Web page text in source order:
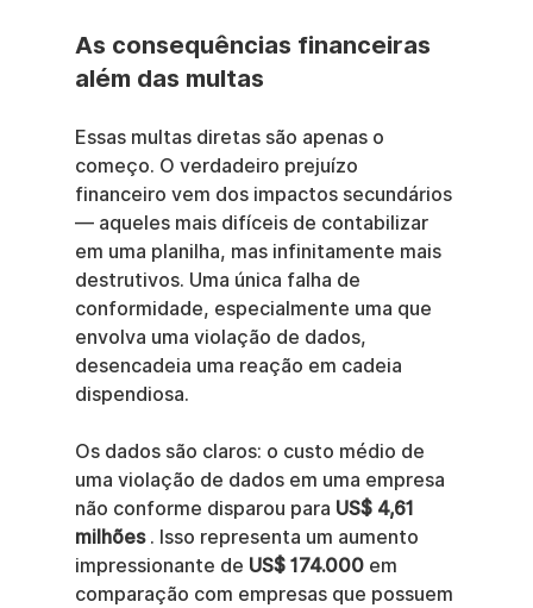
As consequências financeiras
além das multas
Essas multas diretas são apenas o
começo. O verdadeiro prejuízo
financeiro vem dos impactos secundários
— aqueles mais difíceis de contabilizar
em uma planilha, mas infinitamente mais
destrutivos. Uma única falha de
conformidade, especialmente uma que
envolva uma violação de dados,
desencadeia uma reação em cadeia
dispendiosa.
Os dados são claros: o custo médio de
uma violação de dados em uma empresa
não conforme disparou para US$ 4,61
milhões . Isso representa um aumento
impressionante de US$ 174.000 em
comparação com empresas que possuem